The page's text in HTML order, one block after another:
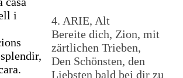
i
4. ARIE, Alt
Bereite dich, Zion, mit
zärtlichen Trieben,
Den Schönsten, den
Liebsten bald bei dir zu